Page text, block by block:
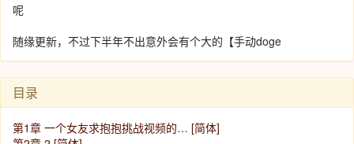
呢
随缘更新，不过下半年不出意外会有个大的【手动doge
目录
第1章 一个女友求抱抱挑战视频的… [简体]